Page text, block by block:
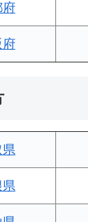
府
府
県
県